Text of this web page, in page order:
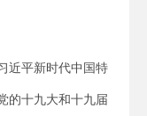
近平新时代中国特
的十九大和十九届